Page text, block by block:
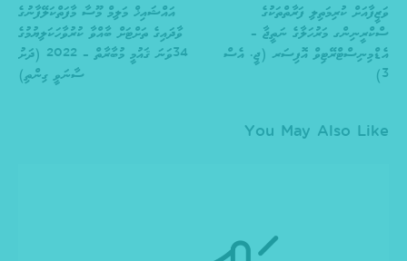
ވަޒީފާއަށް ކުރިމަތިލި ފަރާތްތަކުގެ
ސްކްރީނިންގ މަރުހަލާގެ ނަތީޖާ –
އެޑްމިނިސްޓްރޭޓިވް އޮފިސަރ (ޖީ. އެސް
3)
އައްޝައިޚް މަލިމް މޫސާ މާފަތްކަލޭފާނުގެ
ވާދައިގެ ތަށްޓަށް ބާއްވާ ކުރުވާހަކަލިޔުމުގެ
34ވަނަ ޤައުމީ މުބާރާތް – 2022 (ދަށު
ސާނަވީ ގިންތި)
You May Also Like